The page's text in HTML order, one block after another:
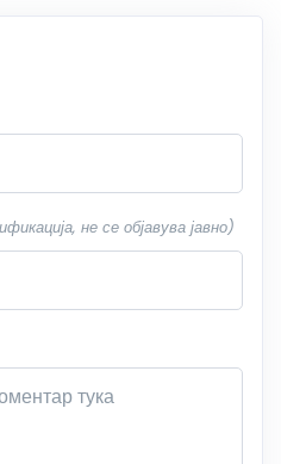
не се објавува јавно)